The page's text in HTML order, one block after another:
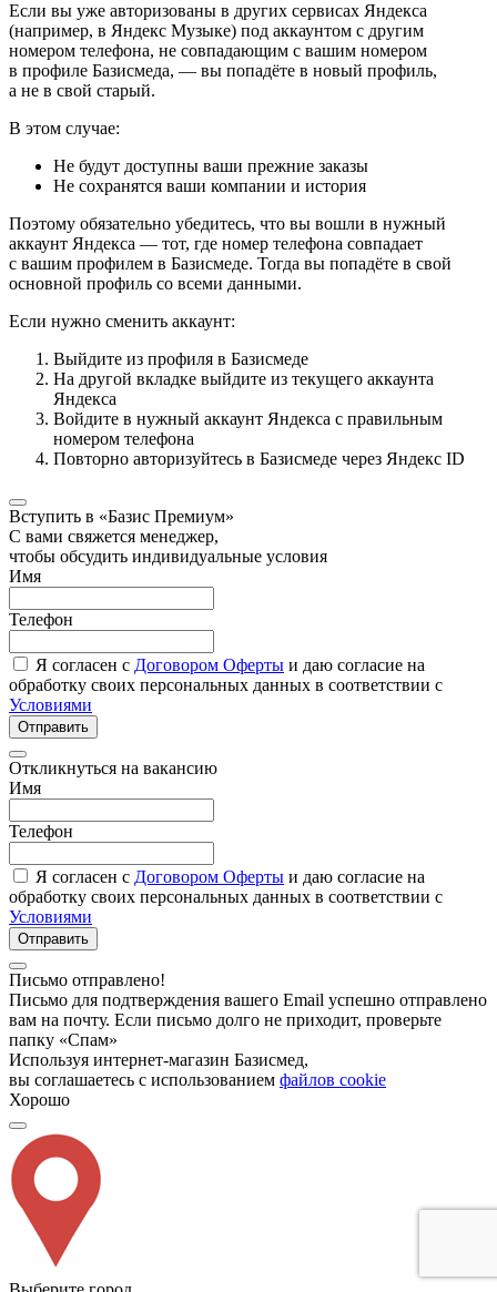
Если вы уже авторизованы в других сервисах Яндекса
(например, в Яндекс Музыке) под аккаунтом с другим
номером телефона, не совпадающим с вашим номером
в профиле Базисмеда, — вы попадёте в новый профиль,
а не в свой старый.
В этом случае:
Не будут доступны ваши прежние заказы
Не сохранятся ваши компании и история
Поэтому обязательно убедитесь, что вы вошли в нужный
аккаунт Яндекса — тот, где номер телефона совпадает
с вашим профилем в Базисмеде. Тогда вы попадёте в свой
основной профиль со всеми данными.
Если нужно сменить аккаунт:
Выйдите из профиля в Базисмеде
На другой вкладке выйдите из текущего аккаунта
Яндекса
Войдите в нужный аккаунт Яндекса с правильным
номером телефона
Повторно авторизуйтесь в Базисмеде через Яндекс ID
Вступить в «Базис Премиум»
С вами свяжется менеджер,
чтобы обсудить индивидуальные условия
Имя
Телефон
Я согласен с Договором Оферты и даю согласие на
обработку своих персональных данных в соответствии с
Условиями
Отправить
Откликнуться на вакансию
Имя
Телефон
Я согласен с Договором Оферты и даю согласие на
обработку своих персональных данных в соответствии с
Условиями
Отправить
Письмо отправлено!
Письмо для подтверждения вашего Email успешно отправлено
вам на почту. Если письмо долго не приходит, проверьте
папку «Спам»
Используя интернет-магазин Базисмед,
вы соглашаетесь с использованием файлов cookie
Хорошо